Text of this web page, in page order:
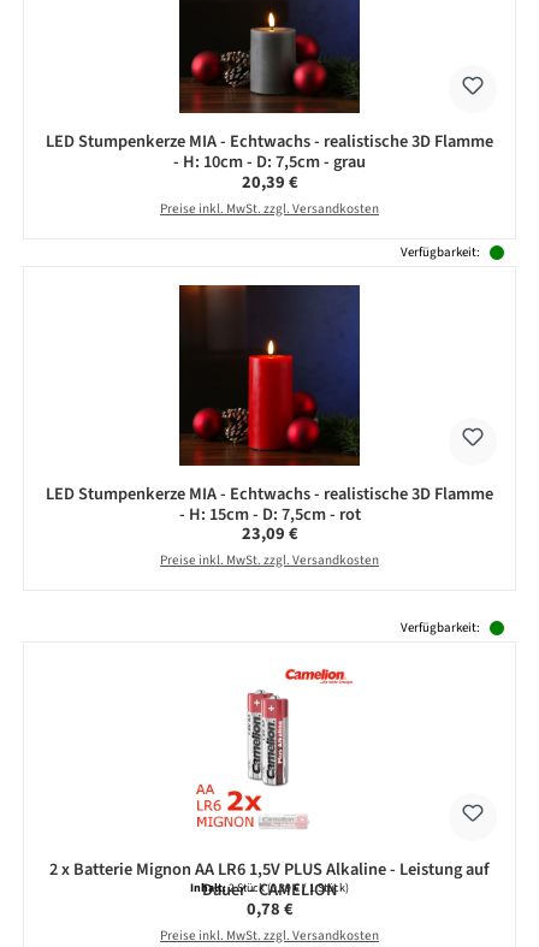
LED Stumpenkerze MIA - Echtwachs - realistische 3D Flamme
- H: 10cm - D: 7,5cm - grau
Regulärer Preis:
20,39 €
Preise inkl. MwSt. zzgl. Versandkosten
Verfügbarkeit:
LED Stumpenkerze MIA - Echtwachs - realistische 3D Flamme
- H: 15cm - D: 7,5cm - rot
Regulärer Preis:
23,09 €
Preise inkl. MwSt. zzgl. Versandkosten
Verfügbarkeit:
2 x Batterie Mignon AA LR6 1,5V PLUS Alkaline - Leistung auf
Dauer - CAMELION
Inhalt:2 Stück(0,39 € / 1 Stück)
Regulärer Preis:
0,78 €
Preise inkl. MwSt. zzgl. Versandkosten